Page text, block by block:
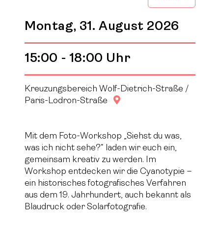
Montag, 31. August 2026
15:00 - 18:00 Uhr
Kreuzungsbereich Wolf-Dietrich-Straße /
Paris-Lodron-Straße
Google Maps
Mit dem Foto-Workshop „Siehst du was,
was ich nicht sehe?“ laden wir euch ein,
gemeinsam kreativ zu werden. Im
Workshop entdecken wir die Cyanotypie –
ein historisches fotografisches Verfahren
aus dem 19. Jahrhundert, auch bekannt als
Blaudruck oder Solarfotografie.